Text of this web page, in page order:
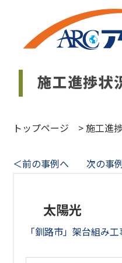
トップページ >施工進
＜前の事例へ
次の事
太陽光
「釧路市」架台組み